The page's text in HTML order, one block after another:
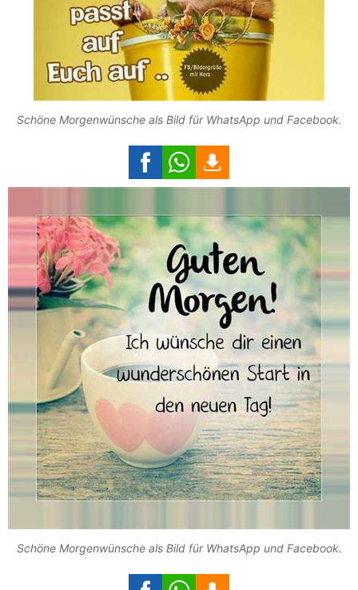
Schöne Morgenwünsche als Bild für WhatsApp und Facebook.
Schöne Morgenwünsche als Bild für WhatsApp und Facebook.